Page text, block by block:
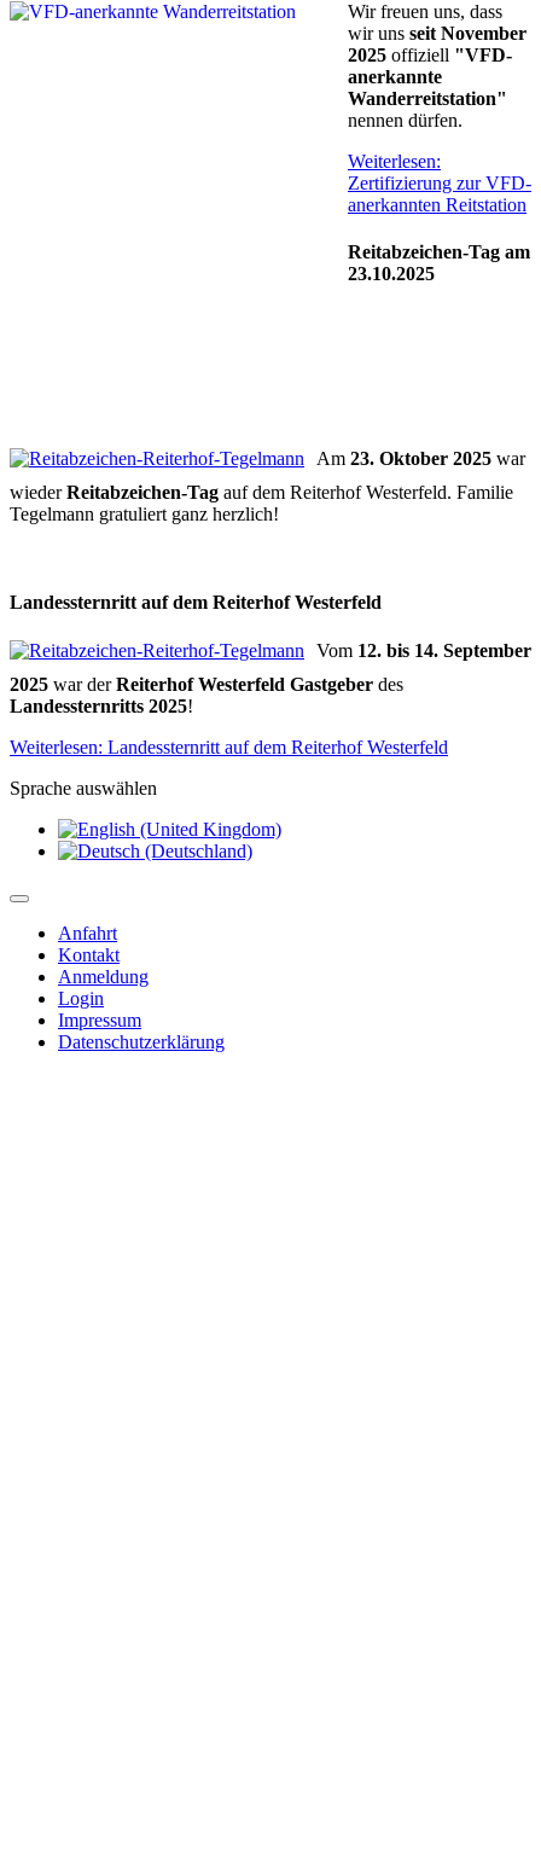
Wir freuen uns, dass
wir uns seit November
2025 offiziell "VFD-
anerkannte
Wanderreitstation"
nennen dürfen.
Weiterlesen:
Zertifizierung zur VFD-
anerkannten Reitstation
Reitabzeichen-Tag am
23.10.2025
Am 23. Oktober 2025 war
wiederReitabzeichen-Tag auf dem Reiterhof Westerfeld. Familie
Tegelmann gratuliert ganz herzlich!
Landessternritt auf dem Reiterhof Westerfeld
Vom 12. bis 14. September
2025 war derReiterhof Westerfeld Gastgeber des
Landessternritts 2025!
Weiterlesen: Landessternritt auf dem Reiterhof Westerfeld
Sprache auswählen
Anfahrt
Kontakt
Anmeldung
Login
Impressum
Datenschutzerklärung